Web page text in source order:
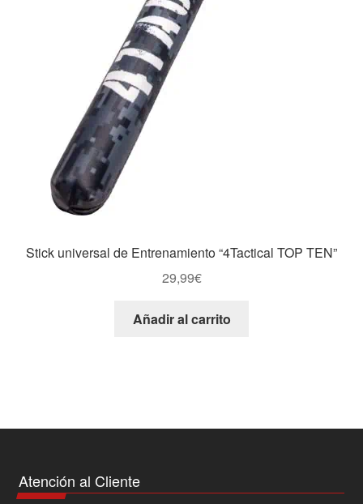
Stick universal de Entrenamiento “4Tactical TOP TEN”
29,99€
Añadir al carrito
Atención al Cliente